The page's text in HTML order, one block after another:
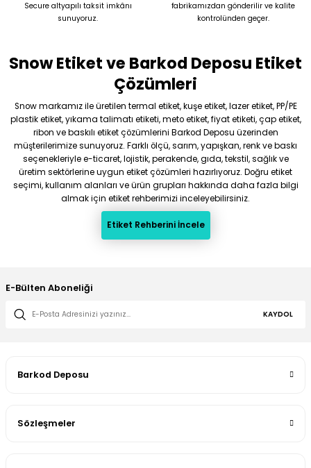
Gönder
Secure altyapılı taksit imkânı
sunuyoruz.
fabrikamızdan gönderilir ve kalite
kontrolünden geçer.
Snow Etiket ve Barkod Deposu Etiket
Çözümleri
Snow markamız ile üretilen termal etiket, kuşe etiket, lazer etiket, PP/PE
plastik etiket, yıkama talimatı etiketi, meto etiket, fiyat etiketi, çap etiket,
ribon ve baskılı etiket çözümlerini Barkod Deposu üzerinden
müşterilerimize sunuyoruz. Farklı ölçü, sarım, yapışkan, renk ve baskı
seçenekleriyle e-ticaret, lojistik, perakende, gıda, tekstil, sağlık ve
üretim sektörlerine uygun etiket çözümleri hazırlıyoruz. Doğru etiket
seçimi, kullanım alanları ve ürün grupları hakkında daha fazla bilgi
almak için etiket rehberimizi inceleyebilirsiniz.
Etiket Rehberini İncele
E-Bülten Aboneliği
KAYDOL
Barkod Deposu
Sözleşmeler